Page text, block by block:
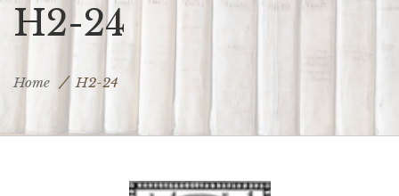
H2-24
Home H2-24